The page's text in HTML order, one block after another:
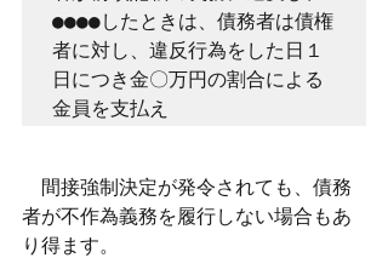
●●●●したときは、債務者は債権
者に対し、違反行為をした日１
日につき金〇万円の割合による
金員を支払え
間接強制決定が発令されても、債務
者が不作為義務を履行しない場合もあ
り得ます。